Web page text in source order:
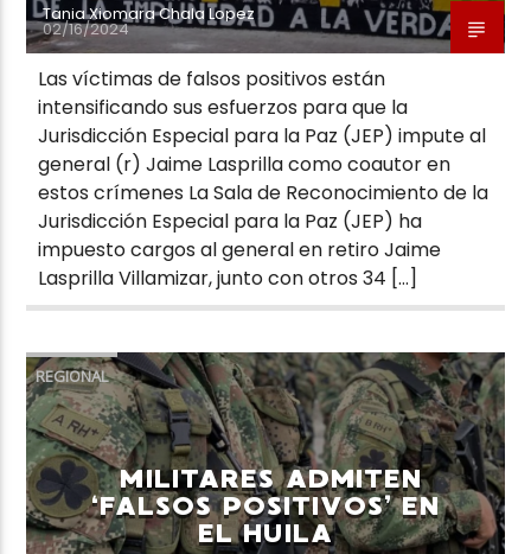
Tania Xiomara Chala Lopez
02/16/2024
Las víctimas de falsos positivos están
intensificando sus esfuerzos para que la
Jurisdicción Especial para la Paz (JEP) impute al
general (r) Jaime Lasprilla como coautor en
estos crímenes La Sala de Reconocimiento de la
Jurisdicción Especial para la Paz (JEP) ha
impuesto cargos al general en retiro Jaime
Lasprilla Villamizar, junto con otros 34 […]
REGIONAL
MILITARES ADMITEN
‘FALSOS POSITIVOS’ EN
EL HUILA